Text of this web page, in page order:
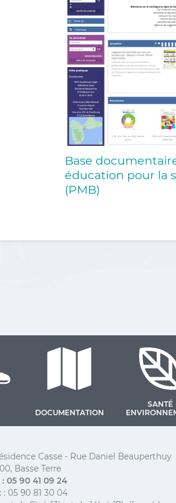
Base
éducation pour la
(PMB)
DOCUMENTATION
SANTÉ
Saint-Martin, Saint Barthélemy
Casse - Rue Daniel Beauperthuy
Basse Terre
: 05 90 41 09 24
: 05 90 81 30 04